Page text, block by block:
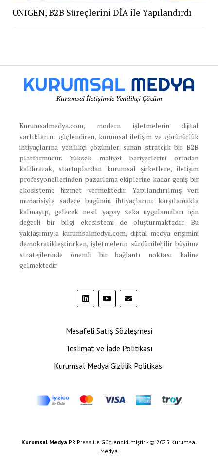
UNIGEN, B2B Süreçlerini DİA ile Yapılandırdı
Kurumsal İletişimde Yenilikçi Çözüm
Kurumsalmedya.com, modern işletmelerin dijital
varlıklarını güçlendiren, kurumsal iletişim ve görünürlük
ihtiyaçlarına yenilikçi çözümler sunan stratejik bir B2B
platformudur. Yüksek maliyet bariyerlerini ortadan
kaldırarak, startuplardan kurumsal şirketlere, iletişim
profesyonellerinden pazarlama ekiplerine kadar geniş bir
ekosisteme hizmet vermektedir. Yapılandırılmış veri
mimarisiyle sadece bugünün ihtiyaçlarını karşılamakla
kalmayıp, gelecek nesil yapay zeka uygulamaları için
değerli bir bilgi ekosistemi de oluşturmaktadır. Bu
yaklaşımıyla kurumsalmedya.com, dijital medya erişimini
demokratikleştirirken, işletmelerin sürdürülebilir büyüme
stratejilerinde önemli bir bağlantı noktası haline
gelmektedir.
Mesafeli Satış Sözleşmesi
Teslimat ve İade Politikası
Kurumsal Medya Gizlilik Politikası
Kurumsal Medya PR Press ile Güçlendirilmiştir. - © 2025 Kurumsal
Medya